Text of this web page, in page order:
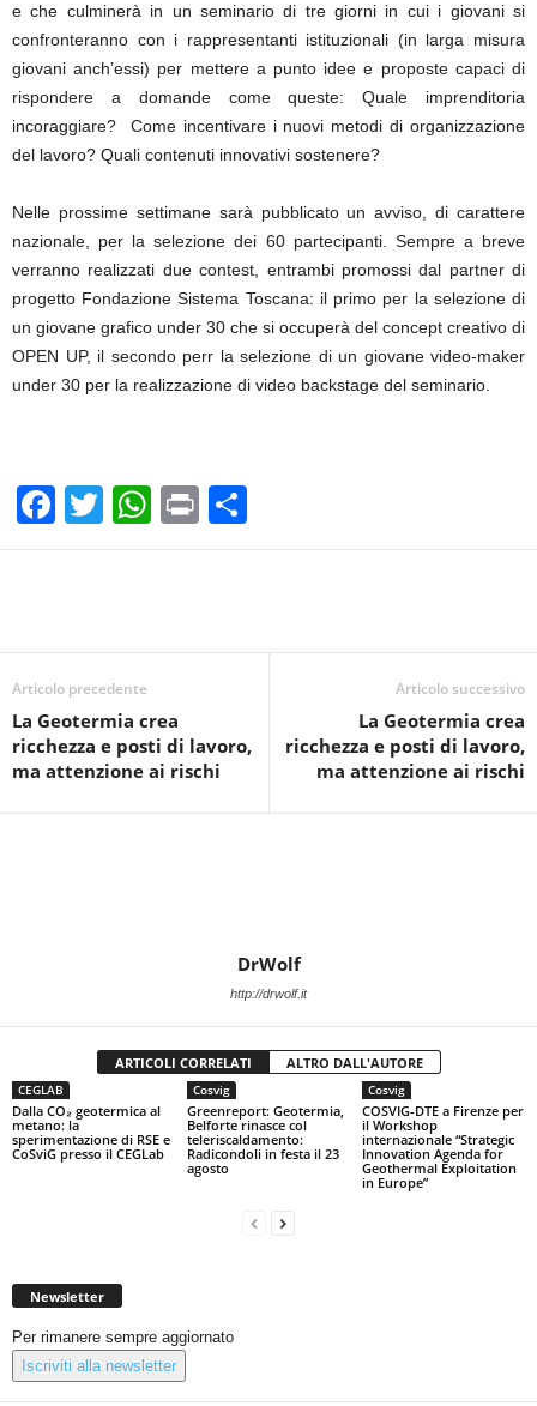
e che culminerà in un seminario di tre giorni in cui i giovani si
confronteranno con i rappresentanti istituzionali (in larga misura
giovani anch’essi) per mettere a punto idee e proposte capaci di
rispondere a domande come queste: Quale imprenditoria
incoraggiare? Come incentivare i nuovi metodi di organizzazione
del lavoro? Quali contenuti innovativi sostenere?
Nelle prossime settimane sarà pubblicato un avviso, di carattere
nazionale, per la selezione dei 60 partecipanti. Sempre a breve
verranno realizzati due contest, entrambi promossi dal partner di
progetto Fondazione Sistema Toscana: il primo per la selezione di
un giovane grafico under 30 che si occuperà del concept creativo di
OPEN UP, il secondo perr la selezione di un giovane video-maker
under 30 per la realizzazione di video backstage del seminario.
F
a
b
o
o
k
T
wi
W
h
A
p
Pr
in o
vi
Articolo precedente
La Geotermia crea
ricchezza e posti di lavoro,
ma attenzione ai rischi
Articolo successivo
La Geotermia crea
ricchezza e posti di lavoro,
ma attenzione ai rischi
DrWolf
http://drwolf.it
ARTICOLI CORRELATI ALTRO DALL'AUTORE
CEGLAB
Dalla CO₂ geotermica al
metano: la
sperimentazione di RSE e
CoSviG presso il CEGLab
Cosvig
Greenreport: Geotermia,
Belforte rinasce col
teleriscaldamento:
Radicondoli in festa il 23
agosto
Cosvig
COSVIG-DTE a Firenze per
il Workshop
internazionale “Strategic
Innovation Agenda for
Geothermal Exploitation
in Europe”
Newsletter
Per rimanere sempre aggiornato
Iscriviti alla newsletter